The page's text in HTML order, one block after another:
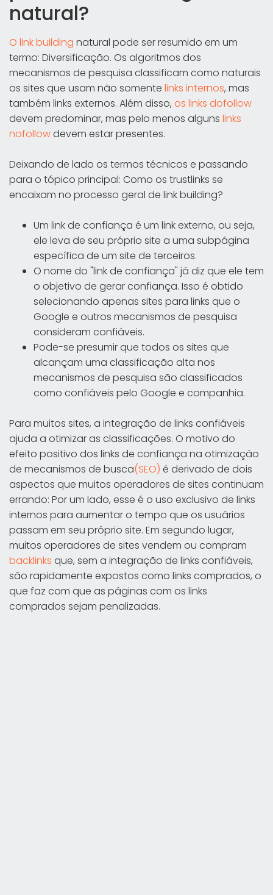
natural?
O link building natural pode ser resumido em um
termo: Diversificação. Os algoritmos dos
mecanismos de pesquisa classificam como naturais
os sites que usam não somente links internos, mas
também links externos. Além disso, os links dofollow
devem predominar, mas pelo menos alguns links
nofollowdevem estar presentes.
Deixando de lado os termos técnicos e passando
para o tópico principal: Como os trustlinks se
encaixam no processo geral de link building?
Um link de confiança é um link externo, ou seja,
ele leva de seu próprio site a uma subpágina
específica de um site de terceiros.
O nome do "link de confiança" já diz que ele tem
o objetivo de gerar confiança. Isso é obtido
selecionando apenas sites para links que o
Google e outros mecanismos de pesquisa
consideram confiáveis.
Pode-se presumir que todos os sites que
alcançam uma classificação alta nos
mecanismos de pesquisa são classificados
como confiáveis pelo Google e companhia.
Para muitos sites, a integração de links confiáveis
ajuda a otimizar as classificações. O motivo do
efeito positivo dos links de confiança na otimização
de mecanismos de busca(SEO) é derivado de dois
aspectos que muitos operadores de sites continuam
errando: Por um lado, esse é o uso exclusivo de links
internos para aumentar o tempo que os usuários
passam em seu próprio site. Em segundo lugar,
muitos operadores de sites vendem ou compram
backlinks que, sem a integração de links confiáveis,
são rapidamente expostos como links comprados, o
que faz com que as páginas com os links
comprados sejam penalizadas.